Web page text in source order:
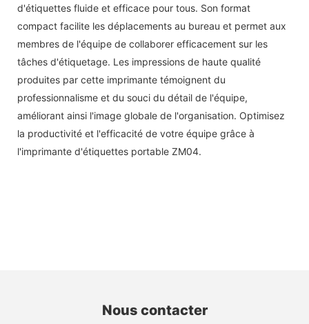
d'étiquettes fluide et efficace pour tous. Son format
compact facilite les déplacements au bureau et permet aux
membres de l'équipe de collaborer efficacement sur les
tâches d'étiquetage. Les impressions de haute qualité
produites par cette imprimante témoignent du
professionnalisme et du souci du détail de l'équipe,
améliorant ainsi l'image globale de l'organisation. Optimisez
la productivité et l'efficacité de votre équipe grâce à
l'imprimante d'étiquettes portable ZM04.
Nous contacter